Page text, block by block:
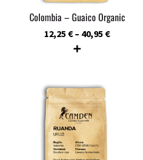
Colombia – Guaico Organic
12,25 € – 40,95 €